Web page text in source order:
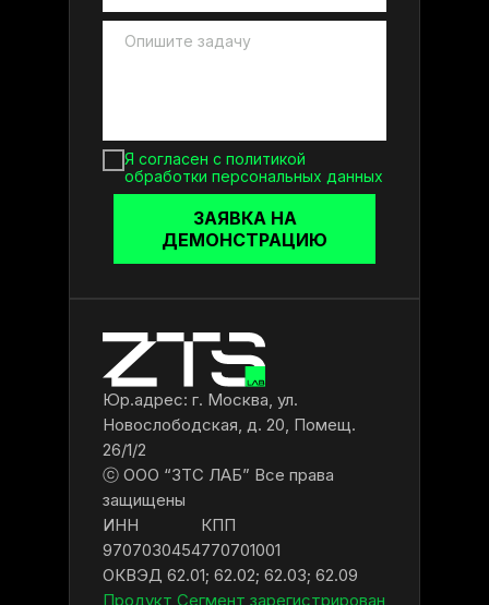
Я согласен с политикой
обработки персональных данных
ЗАЯВКА НА
ДЕМОНСТРАЦИЮ
Юр.адрес: г. Москва, ул.
Новослободская, д. 20, Помещ.
26/1/2
ⓒ ООО “ЗТС ЛАБ” Все права
защищены
ИНН
9707030454
КПП
770701001
ОКВЭД 62.01; 62.02; 62.03; 62.09
Продукт Сегмент зарегистрирован